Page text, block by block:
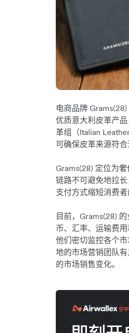
电商品牌
优质意大利皮革产
革组（Italian
可确保皮革来源符
Grams(28) 定位为
链路不可避免地拉
支付方式缩短消费
目前，Grams(28)
币、汇率、运输费
他们密切监控各个
地的市场营销团队
的市场销售变化。